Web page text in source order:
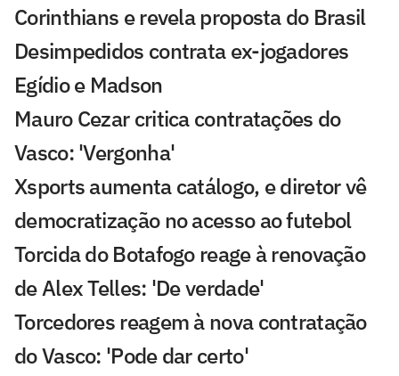
Corinthians e revela proposta do Brasil
Desimpedidos contrata ex-jogadores
Egídio e Madson
Mauro Cezar critica contratações do
Vasco: 'Vergonha'
Xsports aumenta catálogo, e diretor vê
democratização no acesso ao futebol
Torcida do Botafogo reage à renovação
de Alex Telles: 'De verdade'
Torcedores reagem à nova contratação
do Vasco: 'Pode dar certo'